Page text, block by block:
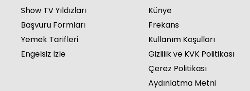
Show TV Yıldızları
Başvuru Formları
Yemek Tarifleri
Engelsiz İzle
Künye
Frekans
Kullanım Koşulları
Gizlilik ve KVK Politikası
Çerez Politikası
Aydınlatma Metni